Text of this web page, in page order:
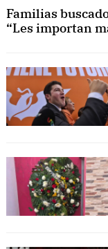
Familias
“Les importan